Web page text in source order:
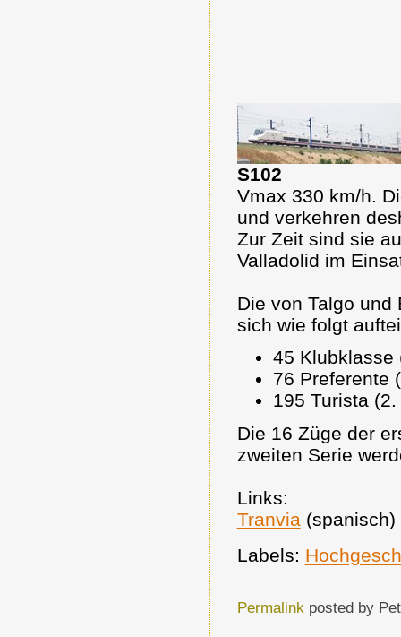
S102
Vmax 330 km/h.
und verkehren
Zur Zeit sind sie
Valladolid im
Die von Talgo
sich wie folgt
45 Klubklasse
76 Preferente
195 Turista
Die 16 Züge der
zweiten Serie
Links:
Tranvia(spanisch)
Labels:
Permalink posted by